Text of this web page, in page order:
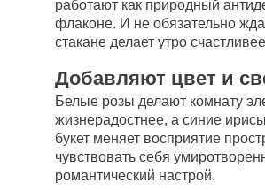
работают как природный
флаконе. И не обязательно
стакане делает утро
Добавляют цвет и
Белые розы делают комнату
жизнерадостнее, а синие
букет меняет восприятие
чувствовать себя
романтический настрой.